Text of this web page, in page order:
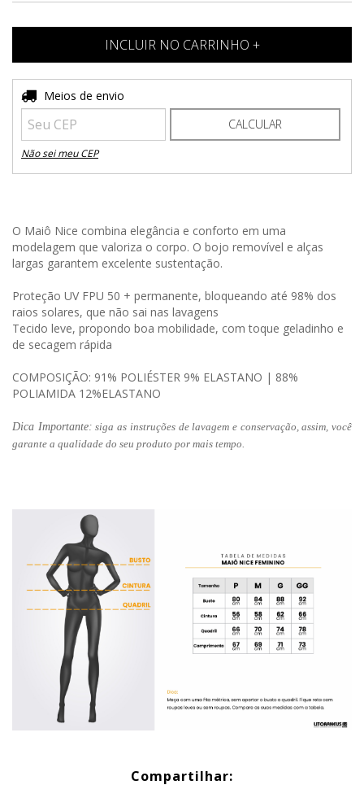
Entregas para o CEP:
Meios de envio
CALCULAR
Não sei meu CEP
O Maiô Nice combina elegância e conforto em uma
modelagem que valoriza o corpo. O bojo removível e alças
largas garantem excelente sustentação.
Proteção UV FPU 50 + permanente, bloqueando até 98% dos
raios solares, que não sai nas lavagens
Tecido leve, propondo boa mobilidade, com toque geladinho e
de secagem rápida
COMPOSIÇÃO: 91% POLIÉSTER 9% ELASTANO | 88%
POLIAMIDA 12%ELASTANO
Dica Importante: siga as instruções de lavagem e conservação, assim, você
garante a qualidade do seu produto por mais tempo.
Compartilhar: